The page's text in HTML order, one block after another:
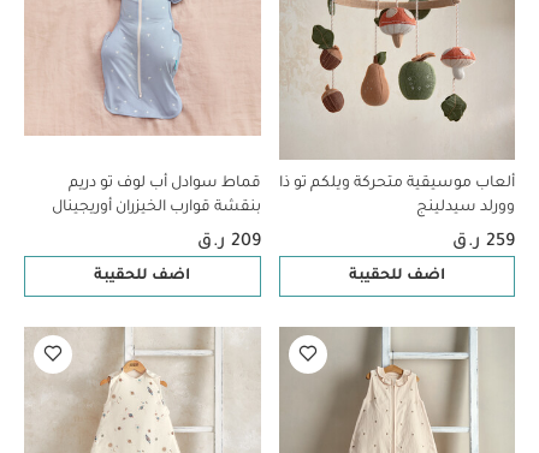
ألعاب موسيقية متحركة ويلكم تو ذا
وورلد سيدلينج
259 ر.ق
اضف للحقيبة
قماط سوادل أب لوف تو دريم
بنقشة قوارب الخيزران أوريجينال
209 ر.ق
اضف للحقيبة